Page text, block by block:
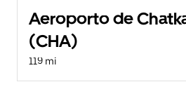
Aeroporto de
(CHA)
119 mi